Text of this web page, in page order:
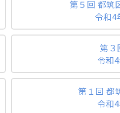
第５回 都筑
令和4
第３
令和
第１回 都
令和